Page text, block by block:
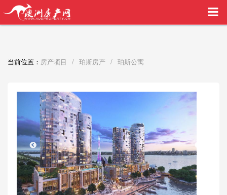
买家中介VIP服务，助您安心购房
当前位置： 房产项目 / 珀斯房产 / 珀斯公寓